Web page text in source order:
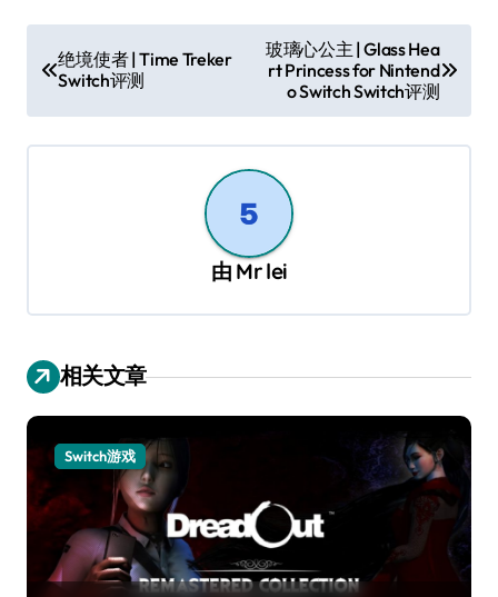
章
导
航
绝境使者 | Time Treker
Switch评测
玻璃心公主 | Glass Hea
rt Princess for Nintend
o Switch Switch评测
由 Mr lei
相关文章
Switch游戏